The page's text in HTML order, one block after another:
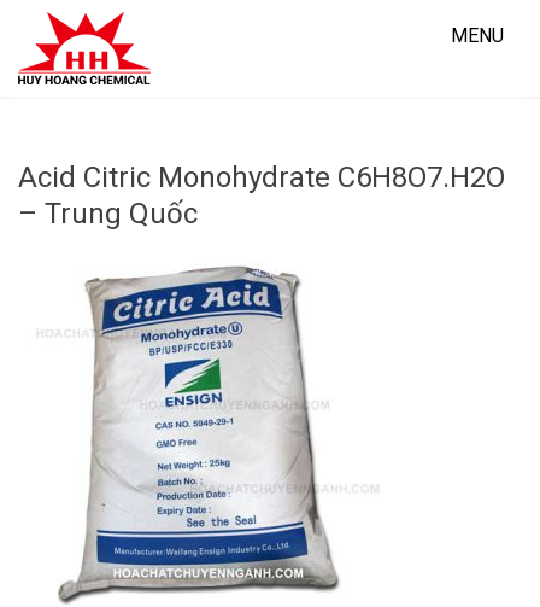
content
MENU
Acid Citric Monohydrate C6H8O7.H2O
– Trung Quốc